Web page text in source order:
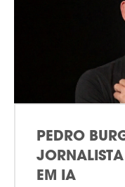
PEDRO
EM IA